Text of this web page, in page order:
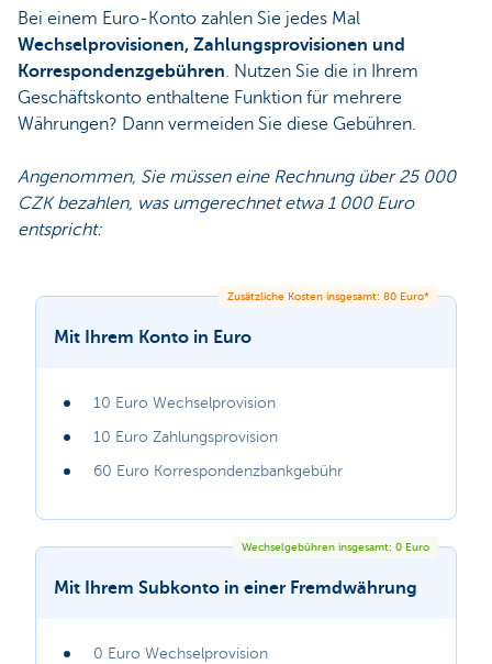
Bei einem Euro-Konto zahlen Sie jedes Mal
Wechselprovisionen, Zahlungsprovisionen und
Korrespondenzgebühren. Nutzen Sie die in Ihrem
Geschäftskonto enthaltene Funktion für mehrere
Währungen? Dann vermeiden Sie diese Gebühren.
Angenommen, Sie müssen eine Rechnung über 25 000
CZK bezahlen, was umgerechnet etwa 1 000 Euro
entspricht:
Zusätzliche Kosten insgesamt: 80 Euro*
Mit Ihrem Konto in Euro
10 Euro Wechselprovision
10 Euro Zahlungsprovision
60 Euro Korrespondenzbankgebühr
Wechselgebühren insgesamt: 0 Euro
Mit Ihrem Subkonto in einer Fremdwährung
0 Euro Wechselprovision